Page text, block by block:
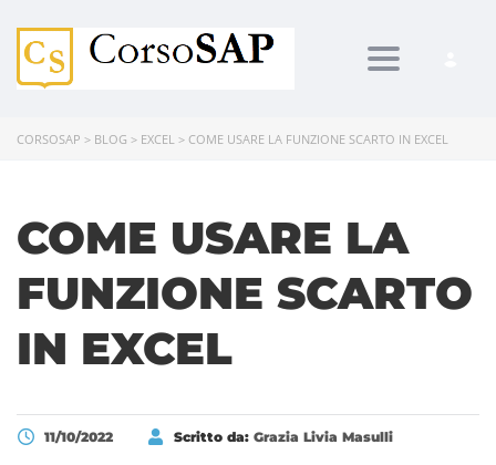
Toggle
CORSOSAP > BLOG > EXCEL > COME USARE LA FUNZIONE SCARTO IN EXCEL
COME USARE LA
FUNZIONE SCARTO
IN EXCEL
11/10/2022 Scritto da: Grazia Livia Masulli